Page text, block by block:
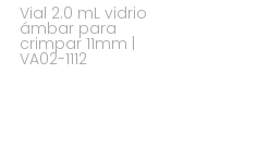
Vial 2.0 mL vidrio
ámbar para
crimpar 11mm |
VA02-1112